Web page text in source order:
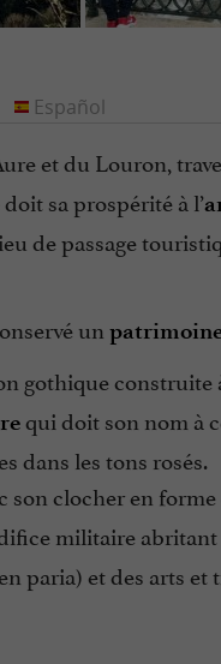
et du Louron,
sa prospérité à l’
de passage
un
gothique construite
qui doit son nom à
dans les tons rosés.
son clocher en
militaire
paria) et des arts
Español